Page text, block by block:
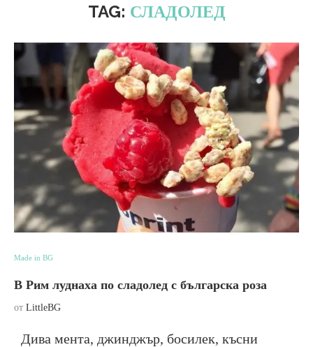
TAG: СЛАДОЛЕД
Made in BG
В Рим луднаха по сладолед с българска роза
от LittleBG
Дива мента, джинджър, босилек, късни